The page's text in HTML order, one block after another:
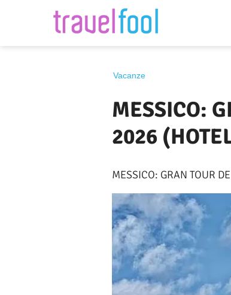
Vacanze
MESSICO:
2026
MESSICO: GRAN TOUR